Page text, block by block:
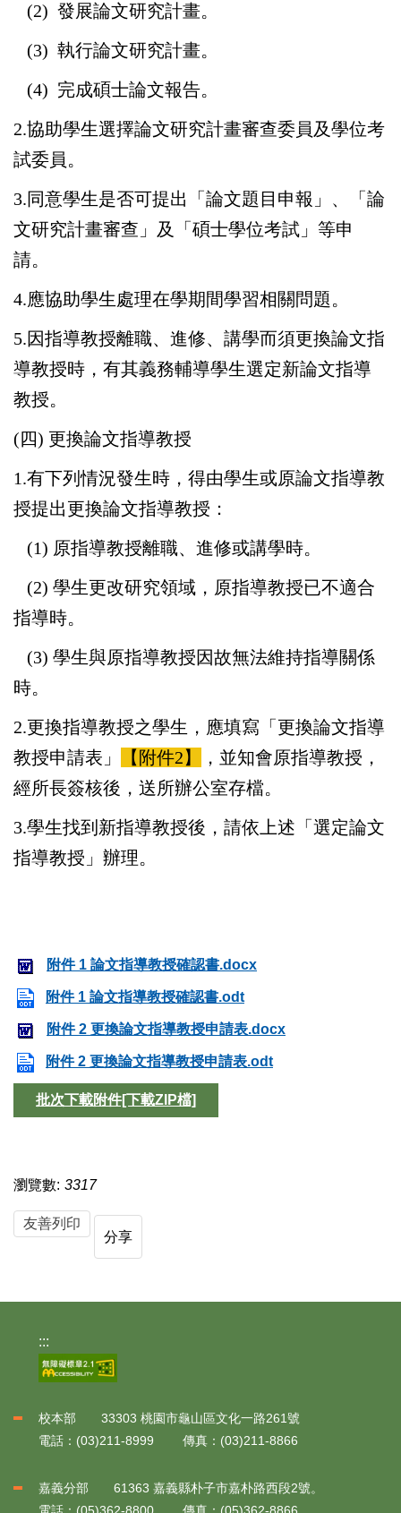
(2) 發展論文研究計畫。
(3) 執行論文研究計畫。
(4) 完成碩士論文報告。
2.協助學生選擇論文研究計畫審查委員及學位考
試委員。
3.同意學生是否可提出「論文題目申報」、「論
文研究計畫審查」及「碩士學位考試」等申
請。
4.應協助學生處理在學期間學習相關問題。
5.因指導教授離職、進修、講學而須更換論文指
導教授時，有其義務輔導學生選定新論文指導
教授。
(四) 更換論文指導教授
1.有下列情況發生時，得由學生或原論文指導教
授提出更換論文指導教授：
(1) 原指導教授離職、進修或講學時。
(2) 學生更改研究領域，原指導教授已不適合
指導時。
(3) 學生與原指導教授因故無法維持指導關係
時。
2.更換指導教授之學生，應填寫「更換論文指導
教授申請表」
【附件2】
，並知會原指導教授，
經所長簽核後，送所辦公室存檔。
3.學生找到新指導教授後，請依上述「選定論文
指導教授」辦理。
附件 1 論文指導教授確認書.docx
附件 1 論文指導教授確認書.odt
附件 2 更換論文指導教授申請表.docx
附件 2 更換論文指導教授申請表.odt
批次下載附件[下載ZIP檔]
瀏覽數: 3317
友善列印
分享
:::
校本部 33303 桃園市龜山區文化一路261號
電話：(03)211-8999 傳真：(03)211-8866
嘉義分部 61363 嘉義縣朴子市嘉朴路西段2號。
電話：(05)362-8800 傳真：(05)362-8866